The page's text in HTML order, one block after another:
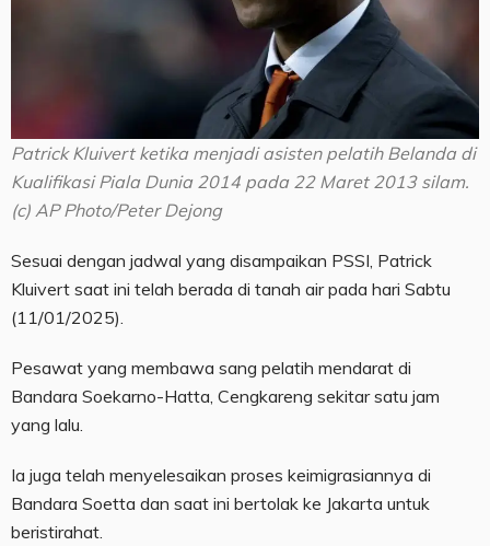
Patrick Kluivert ketika menjadi asisten pelatih Belanda di
Kualifikasi Piala Dunia 2014 pada 22 Maret 2013 silam.
(c) AP Photo/Peter Dejong
Sesuai dengan jadwal yang disampaikan PSSI, Patrick
Kluivert saat ini telah berada di tanah air pada hari Sabtu
(11/01/2025).
Pesawat yang membawa sang pelatih mendarat di
Bandara Soekarno-Hatta, Cengkareng sekitar satu jam
yang lalu.
Ia juga telah menyelesaikan proses keimigrasiannya di
Bandara Soetta dan saat ini bertolak ke Jakarta untuk
beristirahat.